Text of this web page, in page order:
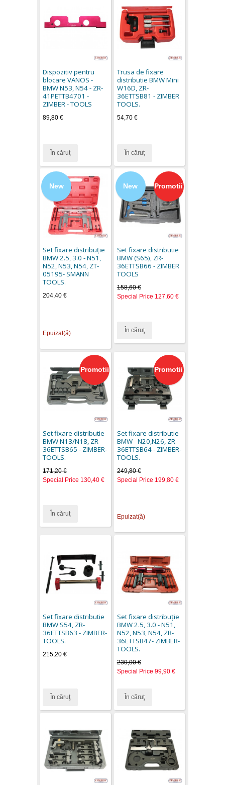
Dispozitiv pentru
blocare VANOS -
BMW N53, N54 - ZR-
41PETTB4701 -
ZIMBER - TOOLS
89,80 €
În căruţ
Trusa de fixare
distributie BMW Mini
W16D, ZR-
36ETTSB81 - ZIMBER
TOOLS.
54,70 €
În căruţ
New
Set fixare distribuţie
BMW 2.5, 3.0 - N51,
N52, N53, N54, ZT-
05195- SMANN
TOOLS.
204,40 €
Epuizat(ă)
New Promotii
Set fixare distributie
BMW (S65), ZR-
36ETTSB66 - ZIMBER
TOOLS
158,60 €
Special Price 127,60 €
În căruţ
Promotii
Set fixare distributie
BMW N13/N18, ZR-
36ETTSB65 - ZIMBER-
TOOLS.
171,20 €
Special Price 130,40 €
În căruţ
Promotii
Set fixare distributie
BMW - N20,N26, ZR-
36ETTSB64 - ZIMBER-
TOOLS.
249,80 €
Special Price 199,80 €
Epuizat(ă)
Set fixare distributie
BMW S54, ZR-
36ETTSB63 - ZIMBER-
TOOLS.
215,20 €
În căruţ
Set fixare distribuţie
BMW 2.5, 3.0 - N51,
N52, N53, N54, ZR-
36ETTSB47- ZIMBER-
TOOLS.
230,00 €
Special Price 99,90 €
În căruţ